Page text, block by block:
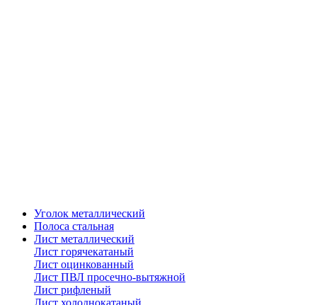
Уголок металлический
Полоса стальная
Лист металлический
Лист горячекатаный
Лист оцинкованный
Лист ПВЛ просечно-вытяжной
Лист рифленый
Лист холоднокатаный